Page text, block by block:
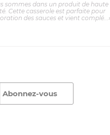
sommes dans un produit de haute
Cette casserole est parfaite pour
des sauces et vient